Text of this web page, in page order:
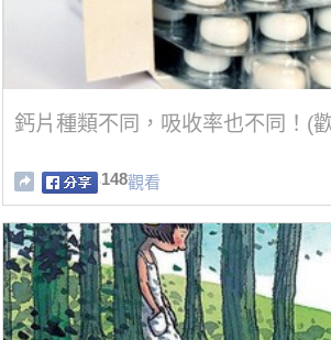
鈣片種類不同，吸收率也不同！(
148觀看